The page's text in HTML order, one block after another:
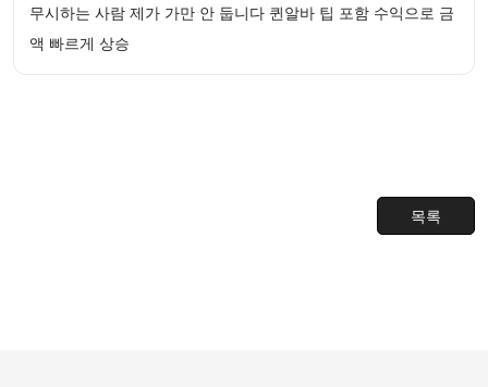
무시하는 사람 제가 가만 안 둡니다 퀸알바 팁 포함 수익으로 금
액 빠르게 상승
목록